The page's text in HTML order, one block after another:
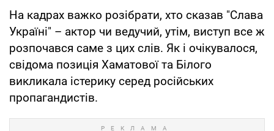
На кадрах важко розібрати, хто сказав "Слава
Україні" – актор чи ведучий, утім, виступ все ж
розпочався саме з цих слів. Як і очікувалося,
свідома позиція Хаматової та Білого
викликала істерику серед російських
пропагандистів.